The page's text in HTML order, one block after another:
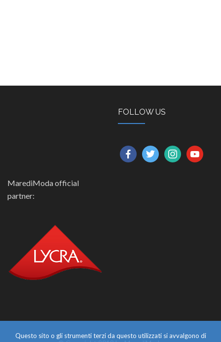
FOLLOW US
facebooktwitterinstagramyoutube
MarediModa official
partner:
Questo sito o gli strumenti terzi da questo utilizzati si avvalgono di